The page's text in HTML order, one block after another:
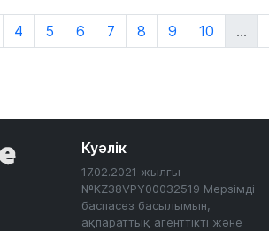
4 5 6 7 8 9 10 ...
Куәлік
17.02.2021 жылғы
№KZ38VPY00032519 Мерзімді
баспасөз басылымын,
ақпараттық агенттікті және